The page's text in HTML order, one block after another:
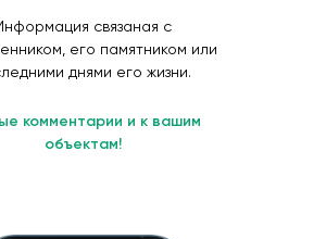
связаная с
его памятником или
днями его жизни.
комментарии и к вашим
объектам!